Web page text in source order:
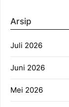
Arsip
Juli 2026
Juni 2026
Mei 2026